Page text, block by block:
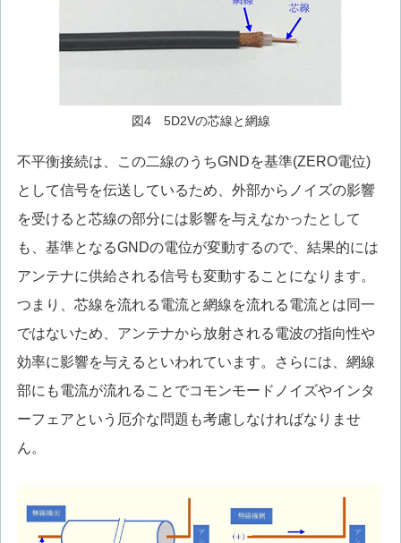
図4 5D2Vの芯線と網線
不平衡接続は、この二線のうちGNDを基準(ZERO電位)
として信号を伝送しているため、外部からノイズの影響
を受けると芯線の部分には影響を与えなかったとして
も、基準となるGNDの電位が変動するので、結果的には
アンテナに供給される信号も変動することになります。
つまり、芯線を流れる電流と網線を流れる電流とは同一
ではないため、アンテナから放射される電波の指向性や
効率に影響を与えるといわれています。さらには、網線
部にも電流が流れることでコモンモードノイズやインタ
ーフェアという厄介な問題も考慮しなければなりませ
ん。